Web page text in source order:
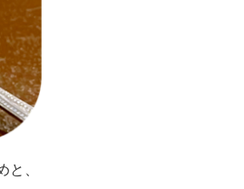
、